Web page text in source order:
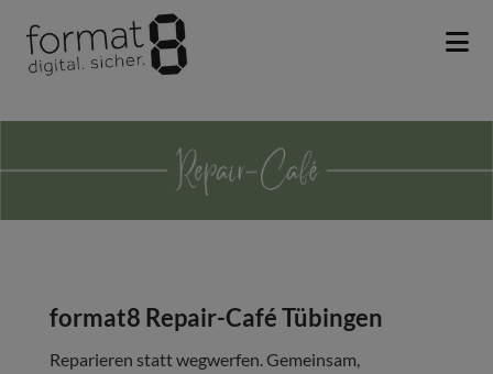
format8 Repair-Café Tübingen
Reparieren statt wegwerfen. Gemeinsam,